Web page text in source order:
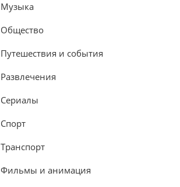
Музыка
Общество
Путешествия и события
Развлечения
Сериалы
Спорт
Транспорт
Фильмы и анимация